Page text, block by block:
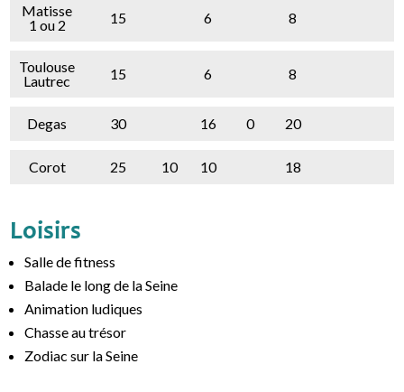
Matisse
1 ou 2
15 6 8
Toulouse
Lautrec
15 6 8
Degas 30 16 0 20
Corot 25 10 10 18
Loisirs
Salle de fitness
Balade le long de la Seine
Animation ludiques
Chasse au trésor
Zodiac sur la Seine